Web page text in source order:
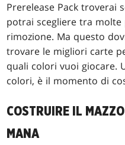
Prerelease Pack troverai
potrai scegliere tra molte
rimozione. Ma questo
trovare le migliori carte
quali colori vuoi giocare.
colori, è il momento di
COSTRUIRE IL
MANA